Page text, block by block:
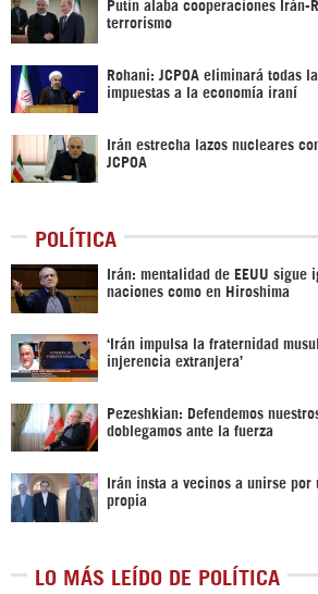
Putin alaba cooperaciones Irán-
terrorismo
Rohani: JCPOA eliminará todas
impuestas a la economía iraní
Irán estrecha lazos nucleares
JCPOA
POLÍTICA
Irán: mentalidad de EEUU sigue
naciones como en Hiroshima
‘Irán impulsa la fraternidad
injerencia extranjera’
Pezeshkian: Defendemos
doblegamos ante la fuerza
Irán insta a vecinos a unirse por
propia
LO MÁS LEÍDO DE POLÍTICA